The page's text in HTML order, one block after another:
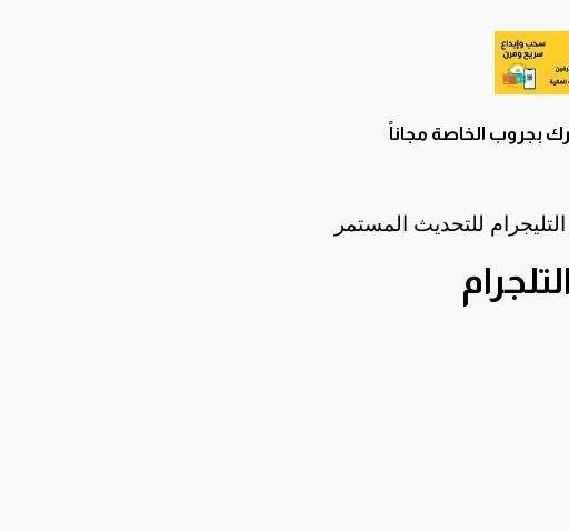
بجروب الخاصة مجاناً
للتحديث المستمر